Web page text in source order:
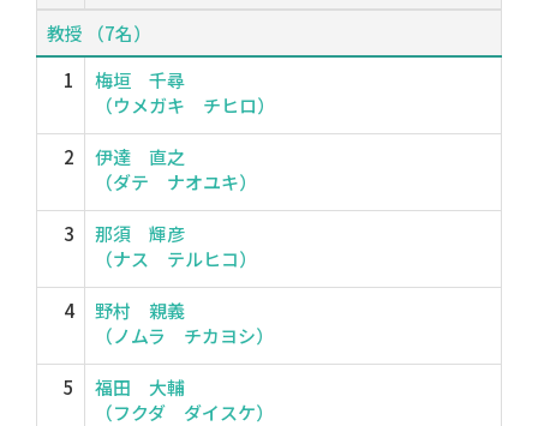
教授 （7名）
1
梅垣 千尋
（ウメガキ チヒロ）
2
伊達 直之
（ダテ ナオユキ）
3
那須 輝彦
（ナス テルヒコ）
4
野村 親義
（ノムラ チカヨシ）
5
福田 大輔
（フクダ ダイスケ）